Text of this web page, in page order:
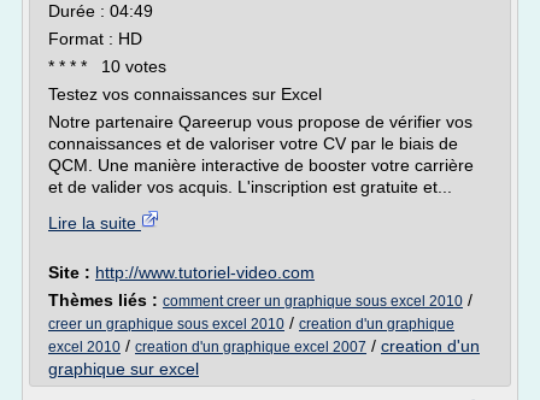
Durée : 04:49
Format : HD
* * * * 10 votes
Testez vos connaissances sur Excel
Notre partenaire Qareerup vous propose de vérifier vos
connaissances et de valoriser votre CV par le biais de
QCM. Une manière interactive de booster votre carrière
et de valider vos acquis. L'inscription est gratuite et...
Lire la suite
Site : http://www.tutoriel-video.com
Thèmes liés : comment creer un graphique sous excel 2010 /
creer un graphique sous excel 2010 / creation d'un graphique
excel 2010 / creation d'un graphique excel 2007 / creation d'un
graphique sur excel